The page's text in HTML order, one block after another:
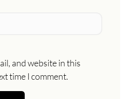
and website in this
time I comment.